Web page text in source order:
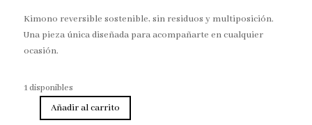
Kimono reversible sostenible, sin residuos y multiposición.
Una pieza única diseñada para acompañarte en cualquier
ocasión.
1 disponibles
Añadir al carrito